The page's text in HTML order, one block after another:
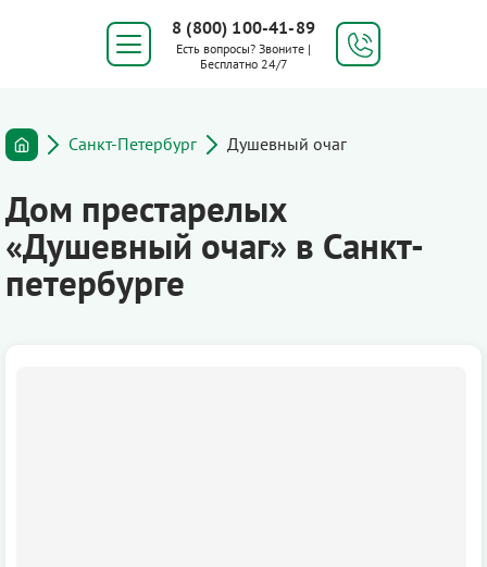
8 (800) 100-41-89
Есть вопросы? Звоните |
Бесплатно 24/7
Санкт-Петербург Душевный очаг
Дом престарелых
«Душевный очаг» в Санкт-
петербурге